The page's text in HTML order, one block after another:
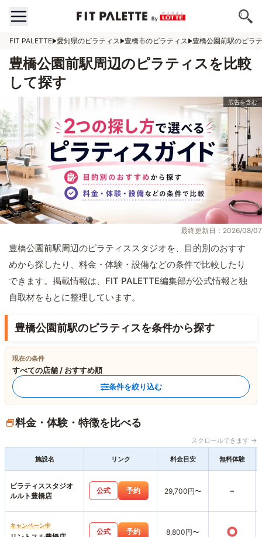
FIT PALETTE 愛知県のピラティス 豊橋市のピラティス 豊橋公園前駅のピラ
豊橋公園前駅周辺のピラティスを比較
して探す
最終更新日：2026/08/07
豊橋公園前駅周辺のピラティススタジオを、目的別のおすす
めから探したり、料金・体験・設備などの条件で比較したり
できます。掲載情報は、FIT PALETTE編集部が公式情報と独
自取材をもとに整理しています。
豊橋公園前駅のピラティスを条件から探す
現在の条件
すべての店舗 / おすすめ順
条件を絞り込む
料金・体験・特徴を比べる
スクロールできます →
施設名 リンク 料金目安 無料体験
ピラティススタジオ
ルルト豊橋店
公式 予約 29,700円〜 -
キャンペーン中
公式 予約 8,800円〜 ○